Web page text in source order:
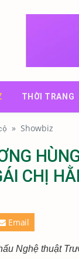
THỜI TRANG
»Showbiz
CHỊ
Email
Nghệ thuật